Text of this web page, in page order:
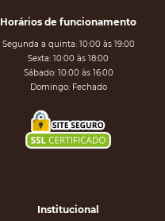
Horários de funcionamento
Segunda a quinta: 10:00 às 19:00
Sexta: 10:00 às 18:00
Sábado: 10:00 às 16:00
Domingo: Fechado
Institucional